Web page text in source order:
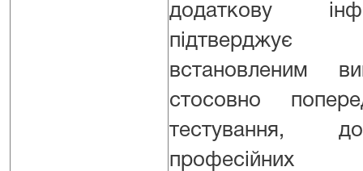
додаткову
підтверджує
встановленим
стосовно
тестування,
професійних